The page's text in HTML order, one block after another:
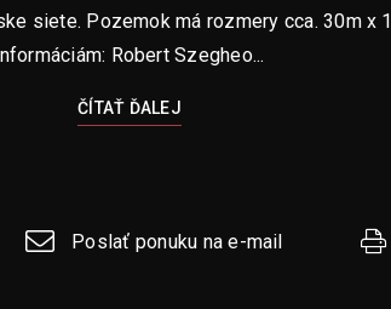
siete. Pozemok má rozmery cca. 30m x
Robert Szegheo...
ČÍTAŤ ĎALEJ
Poslať ponuku na e-mail